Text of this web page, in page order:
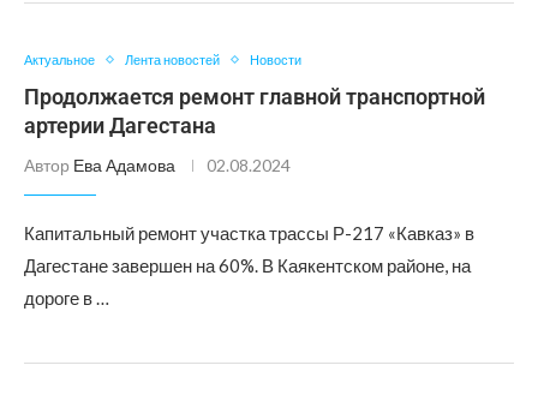
Актуальное Лента новостей Новости
Продолжается ремонт главной транспортной
артерии Дагестана
Автор Ева Адамова 02.08.2024
Капитальный ремонт участка трассы Р-217 «Кавказ» в
Дагестане завершен на 60%. В Каякентском районе, на
дороге в …